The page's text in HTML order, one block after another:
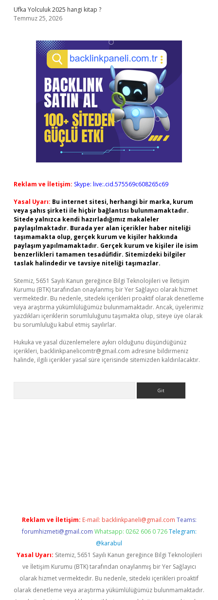
Ufka Yolculuk 2025 hangi kitap ?
Temmuz 25, 2026
Reklam ve İletişim: Skype: live:.cid.575569c608265c69
Yasal Uyarı: Bu internet sitesi, herhangi bir marka, kurum
veya şahıs şirketi ile hiçbir bağlantısı bulunmamaktadır.
Sitede yalnızca kendi hazırladığımız makaleler
paylaşılmaktadır. Burada yer alan içerikler haber niteliği
taşımamakta olup, gerçek kurum ve kişiler hakkında
paylaşım yapılmamaktadır. Gerçek kurum ve kişiler ile isim
benzerlikleri tamamen tesadüfidir. Sitemizdeki bilgiler
taslak halindedir ve tavsiye niteliği taşımazlar.
Sitemiz, 5651 Sayılı Kanun gereğince Bilgi Teknolojileri ve İletişim
Kurumu (BTK) tarafından onaylanmış bir Yer Sağlayıcı olarak hizmet
vermektedir. Bu nedenle, sitedeki içerikleri proaktif olarak denetleme
veya araştırma yükümlülüğümüz bulunmamaktadır. Ancak, üyelerimiz
yazdıkları içeriklerin sorumluluğunu taşımakta olup, siteye üye olarak
bu sorumluluğu kabul etmiş sayılırlar.
Hukuka ve yasal düzenlemelere aykırı olduğunu düşündüğünüz
içerikleri, backlinkpanelicomtr@gmail.com adresine bildirmeniz
halinde, ilgili içerikler yasal süre içerisinde sitemizden kaldırılacaktır.
Reklam ve İletişim: E-mail: backlinkpaneli@gmail.com Teams:
forumhizmeti@gmail.com Whatsapp: 0262 606 0 726 Telegram:
@karabul
Yasal Uyarı: Sitemiz, 5651 Sayılı Kanun gereğince Bilgi Teknolojileri
ve İletişim Kurumu (BTK) tarafından onaylanmış bir Yer Sağlayıcı
olarak hizmet vermektedir. Bu nedenle, sitedeki içerikleri proaktif
olarak denetleme veya araştırma yükümlülüğümüz bulunmamaktadır.